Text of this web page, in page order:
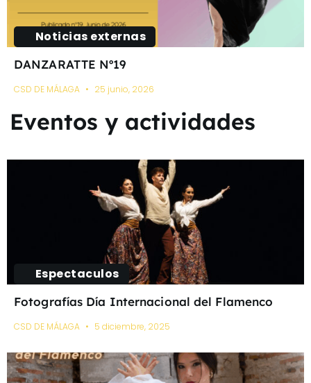
Noticias externas
DANZARATTE Nº19
CSD DE MÁLAGA 25 junio, 2026
Eventos y actividades
Espectaculos
Fotografías Día Internacional del Flamenco
CSD DE MÁLAGA 5 diciembre, 2025